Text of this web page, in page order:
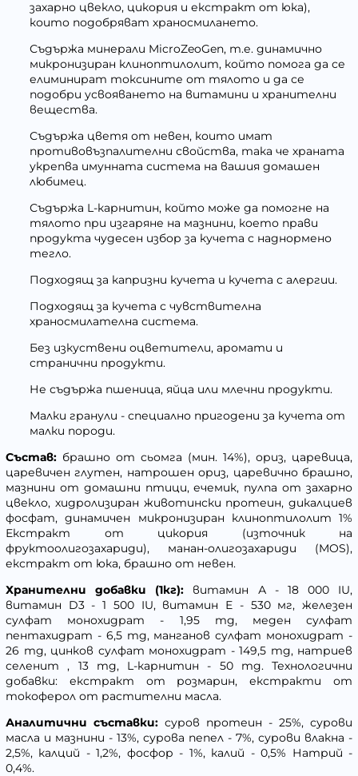
захарно цвекло, цикория и екстракт от юка),
които подобряват храносмилането.
Съдържа минерали MicroZeoGen, т.е. динамично
микронизиран клиноптилолит, който помога да се
елиминират токсините от тялото и да се
подобри усвояването на витамини и хранителни
вещества.
Съдържа цветя от невен, които имат
противовъзпалителни свойства, така че храната
укрепва имунната система на вашия домашен
любимец.
Съдържа L-карнитин, който може да помогне на
тялото при изгаряне на мазнини, което прави
продукта чудесен избор за кучета с наднормено
тегло.
Подходящ за капризни кучета и кучета с алергии.
Подходящ за кучета с чувствителна
храносмилателна система.
Без изкуствени оцветители, аромати и
странични продукти.
Не съдържа пшеница, яйца или млечни продукти.
Малки гранули - специално пригодени за кучета от
малки породи.
Състав: брашно от сьомга (мин. 14%), ориз, царевица,
царевичен глутен, натрошен ориз, царевично брашно,
мазнини от домашни птици, ечемик, пулпа от захарно
цвекло, хидролизиран животински протеин, дикалциев
фосфат, динамичен микронизиран клиноптилолит 1%
Екстракт от цикория (източник на
фруктоолигозахариди), манан-олигозахариди (MOS),
екстракт от юка, брашно от невен.
Хранителни добавки (1кг): витамин А - 18 000 IU,
витамин D3 - 1 500 IU, витамин Е - 530 мг, железен
сулфат монохидрат - 1,95 mg, меден сулфат
пентахидрат - 6,5 mg, манганов сулфат монохидрат -
26 mg, цинков сулфат монохидрат - 149,5 mg, натриев
селенит , 13 mg, L-карнитин - 50 mg. Технологични
добавки: екстракт от розмарин, екстракти от
токоферол от растителни масла.
Аналитични съставки: суров протеин - 25%, сурови
масла и мазнини - 13%, сурова пепел - 7%, сурови влакна -
2,5%, калций - 1,2%, фосфор - 1%, калий - 0,5% Натрий -
0,4%.